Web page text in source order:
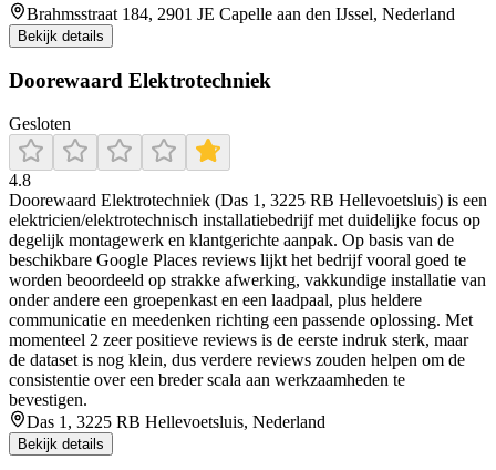
Brahmsstraat 184, 2901 JE Capelle aan den IJssel, Nederland
Bekijk details
Doorewaard Elektrotechniek
Gesloten
4.8
Doorewaard Elektrotechniek (Das 1, 3225 RB Hellevoetsluis) is een
elektricien/elektrotechnisch installatiebedrijf met duidelijke focus op
degelijk montagewerk en klantgerichte aanpak. Op basis van de
beschikbare Google Places reviews lijkt het bedrijf vooral goed te
worden beoordeeld op strakke afwerking, vakkundige installatie van
onder andere een groepenkast en een laadpaal, plus heldere
communicatie en meedenken richting een passende oplossing. Met
momenteel 2 zeer positieve reviews is de eerste indruk sterk, maar
de dataset is nog klein, dus verdere reviews zouden helpen om de
consistentie over een breder scala aan werkzaamheden te
bevestigen.
Das 1, 3225 RB Hellevoetsluis, Nederland
Bekijk details